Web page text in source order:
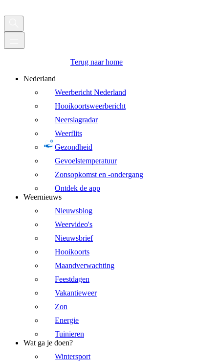
Terug naar home
Nederland
Weerbericht Nederland
Hooikoortsweerbericht
Neerslagradar
Weerflits
Gezondheid
Gevoelstemperatuur
Zonsopkomst en -ondergang
Ontdek de app
Weernieuws
Nieuwsblog
Weervideo's
Nieuwsbrief
Hooikoorts
Maandverwachting
Feestdagen
Vakantieweer
Zon
Energie
Tuinieren
Wat ga je doen?
Wintersport